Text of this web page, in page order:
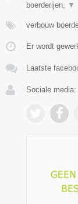
boerderijen, ▼
verbouw
Er wordt
Laatste
Sociale media: